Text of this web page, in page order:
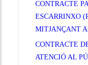
CONTRACTE
ESCARRINXO
MITJANÇANT
CONTRACTE
ATENCIÓ AL